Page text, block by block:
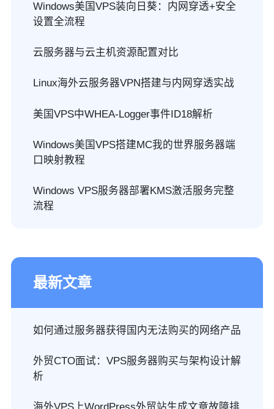
Windows美国VPS装向日葵：内网穿透+安全
设置全流程
云服务器与云主机资源配置对比
Linux海外云服务器VPN搭建与内网穿透实战
美国VPS中WHEA-Logger事件ID18解析
Windows美国VPS搭建MC我的世界服务器端
口映射教程
Windows VPS服务器部署KMS激活服务完整
流程
最新文章
如何通过服务器获得国内无法购买的网络产品
外贸CTO面试：VPS服务器购买与架构设计解
析